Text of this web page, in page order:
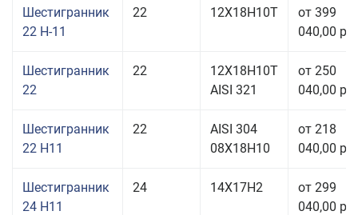
Шестигранник
22 Н-11
22 12Х18Н10Т
от 399
040,00
Шестигранник
22
22
12Х18Н10Т
AISI 321
от 250
040,00
Шестигранник
22 H11
22
AISI 304
08Х18Н10
от 218
040,00
Шестигранник
24 H11
24 14Х17Н2
от 299
040,00